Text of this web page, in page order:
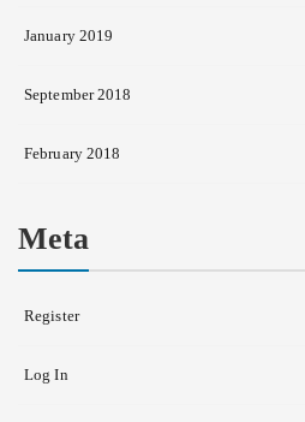
January 2019
September 2018
February 2018
Meta
Register
Log In